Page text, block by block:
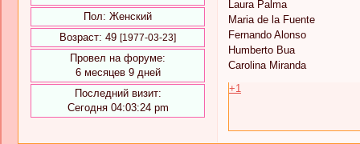
Пол: Женский
Возраст: 49 [1977-03-23]
Провел на форуме:
6 месяцев 9 дней
Последний визит:
Сегодня 04:03:24 pm
Laura Palma
Maria de la Fuente
Fernando Alonso
Humberto Bua
Carolina Miranda
+1